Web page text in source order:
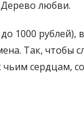
любви.
1000 рублей),
Так, чтобы
сердцам,